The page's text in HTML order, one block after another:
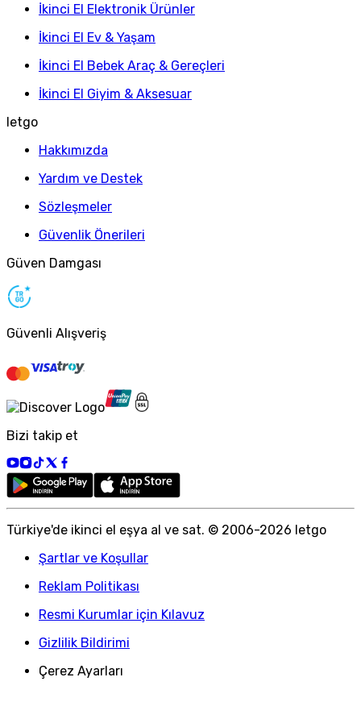
İkinci El Elektronik Ürünler
İkinci El Ev & Yaşam
İkinci El Bebek Araç & Gereçleri
İkinci El Giyim & Aksesuar
letgo
Hakkımızda
Yardım ve Destek
Sözleşmeler
Güvenlik Önerileri
Güven Damgası
Güvenli Alışveriş
Bizi takip et
Türkiye'de ikinci el eşya al ve sat. © 2006-2026 letgo
Şartlar ve Koşullar
Reklam Politikası
Resmi Kurumlar için Kılavuz
Gizlilik Bildirimi
Çerez Ayarları